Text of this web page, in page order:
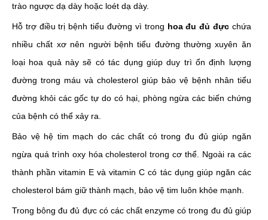
trào ngược dạ dày hoặc loét dạ dày.
Hỗ trợ điều trị bệnh tiểu đường vì trong hoa đu đủ đực chứa
nhiều chất xơ nên người bệnh tiểu đường thường xuyên ăn
loại hoa quả này sẽ có tác dụng giúp duy trì ổn định lượng
đường trong máu và cholesterol giúp bảo vệ bệnh nhân tiểu
đường khỏi các gốc tự do có hại, phòng ngừa các biến chứng
của bệnh có thể xảy ra.
Bảo vệ hệ tim mạch do các chất có trong đu đủ giúp ngăn
ngừa quá trình oxy hóa cholesterol trong cơ thể. Ngoài ra các
thành phần vitamin E và vitamin C có tác dụng giúp ngăn các
cholesterol bám giữ thành mạch, bảo vệ tim luôn khỏe mạnh.
Trong bông đu đủ đực có các chất enzyme có trong đu đủ giúp